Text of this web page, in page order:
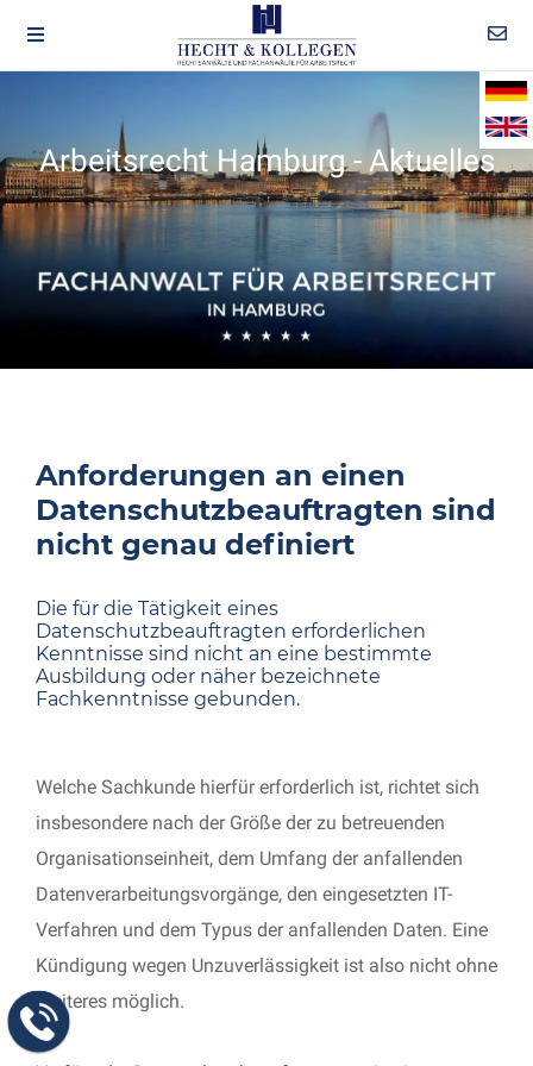
Arbeitsrecht Hamburg - Aktuelles
Anforderungen an einen
Datenschutzbeauftragten sind
nicht genau definiert
Die für die Tätigkeit eines
Datenschutzbeauftragten erforderlichen
Kenntnisse sind nicht an eine bestimmte
Ausbildung oder näher bezeichnete
Fachkenntnisse gebunden.
Welche Sachkunde hierfür erforderlich ist, richtet sich
insbesondere nach der Größe der zu betreuenden
Organisationseinheit, dem Umfang der anfallenden
Datenverarbeitungsvorgänge, den eingesetzten IT-
Verfahren und dem Typus der anfallenden Daten. Eine
Kündigung wegen Unzuverlässigkeit ist also nicht ohne
Weiteres möglich.